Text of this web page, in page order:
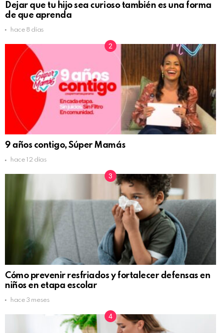
Dejar que tu hijo sea curioso también es una forma
de que aprenda
hace 8 días
9 años contigo, Súper Mamás
hace 12 días
Cómo prevenir resfriados y fortalecer defensas en
niños en etapa escolar
hace 3 meses